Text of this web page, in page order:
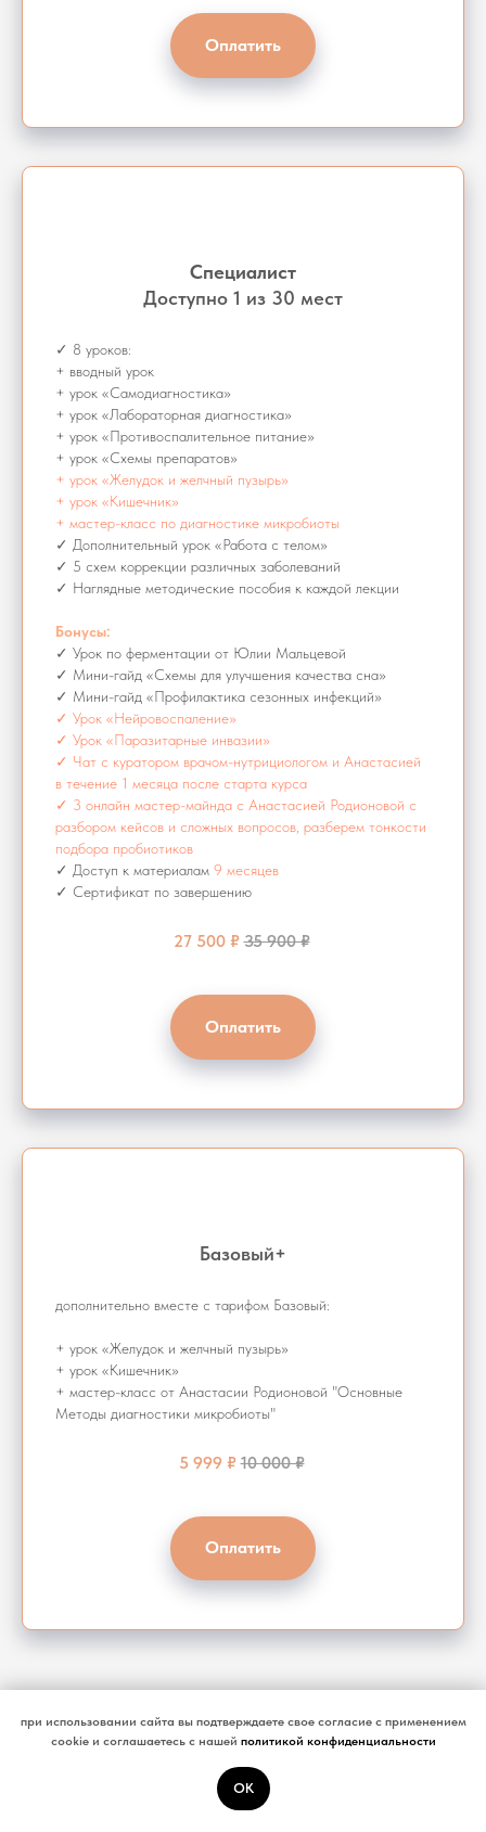
Оплатить
Специалист
Доступно 1 из 30 мест
✓ 8 уроков:
+ вводный урок
+ урок «Самодиагностика»
+ урок «Лабораторная диагностика»
+ урок «Противоспалительное питание»
+ урок «Схемы препаратов»
+ урок «Желудок и желчный пузырь»
+ урок «Кишечник»
+ мастер-класс по диагностике микробиоты
✓ Дополнительный урок «Работа с телом»
✓ 5 схем коррекции различных заболеваний
✓ Наглядные методические пособия к каждой лекции
Бонусы:
✓ Урок по ферментации от Юлии Мальцевой
✓ Мини-гайд «Схемы для улучшения качества сна»
✓ Мини-гайд «Профилактика сезонных инфекций»
✓ Урок «Нейровоспаление»
✓ Урок «Паразитарные инвазии»
✓ Чат с куратором врачом-нутрициологом и Анастасией
в течение 1 месяца после старта курса
✓ 3 онлайн мастер-майнда с Анастасией Родионовой с
разбором кейсов и сложных вопросов, разберем тонкости
подбора пробиотиков
✓ Доступ к материалам 9 месяцев
✓ Сертификат по завершению
27 500 ₽ 35 900 ₽
Оплатить
Базовый+
дополнительно вместе с тарифом Базовый:
+ урок «Желудок и желчный пузырь»
+ урок «Кишечник»
+ мастер-класс от Анастасии Родионовой "Основные
Методы диагностики микробиоты"
5 999 ₽ 10 000 ₽
Оплатить
Отзывы учеников
при использовании сайта вы подтверждаете свое согласие с применением
сookie и соглашаетесь с нашей политикой конфиденциальности
OK